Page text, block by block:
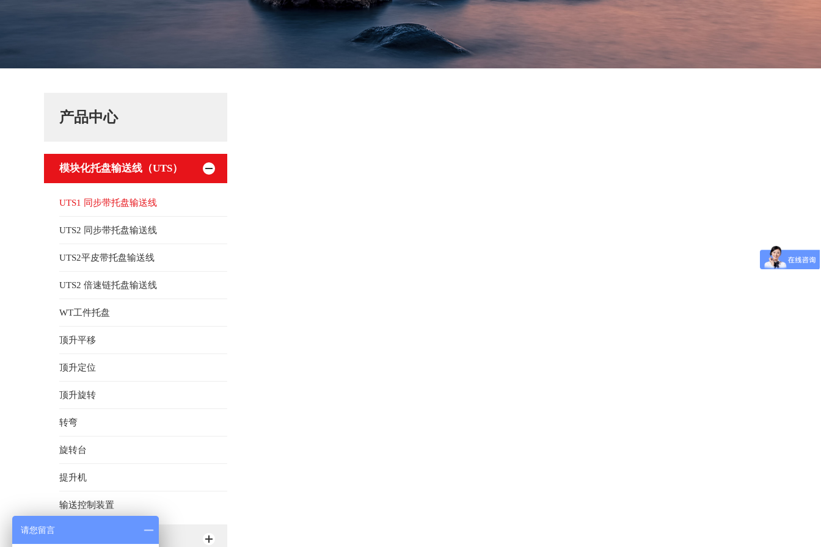
产品中心
模块化托盘输送线（UTS）
UTS1 同步带托盘输送线
UTS2 同步带托盘输送线
UTS2平皮带托盘输送线
UTS2 倍速链托盘输送线
WT工件托盘
顶升平移
顶升定位
顶升旋转
转弯
旋转台
提升机
输送控制装置
请您留言